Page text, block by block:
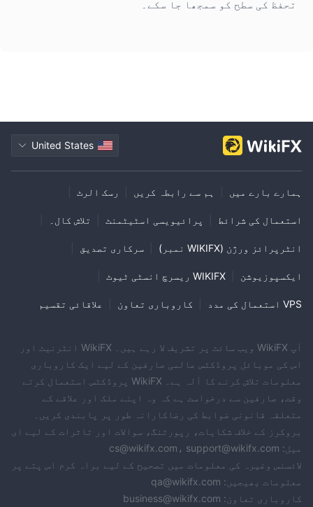
تحفظ کی سطح کو سمجھا جا سکے۔
United States
ہمارے بارے میں ہم سے رابطہ کریں رسک الرٹ
استعمال کی شرائط پرائیویسی اسٹیٹمنٹ تلاش کال۔
انٹرپرائز ورژن (WIKIFX نمبر) سرکاری تصدیق
ایکسپوزیوشن WIKIFX ریسرچ انسٹی ٹیوٹ
VPS استعمال کی مدد کاروباری تعاون علاقائی تقسیم
آپ WikiFX ویب سائٹ پر تشریف لا رہے ہیں۔ WikiFX انٹرنیٹ اور
اس کی موبائل پروڈکٹس عالمی صارفین کے لیے ایک کاروباری
معلومات تلاش کرنے کا آلہ ہے۔ WikiFX پروڈکٹس استعمال کرتے
وقت، صارفین سے درخواست ہے کہ وہ اپنے ملک اور علاقے کے
متعلقہ قانونی ضوابط کی رضاکارانہ طور پر پابندی کریں۔
بروکرز کے خلاف شکایات، رپورٹنگ، سوالات اور تاثرات کے لیے ای
میل: cs@wikifx.com، support@wikifx.com
لائسنس وغیرہ کی معلومات میں تصحیح کے لیے براہ کرم اس پتے پر
معلومات بھیجیں: qa@wikifx.com
کاروباری تعاون: business@wikifx.com